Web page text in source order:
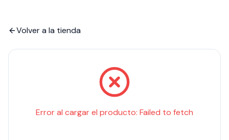
Volver a la tienda
Error al cargar el producto: Failed to fetch